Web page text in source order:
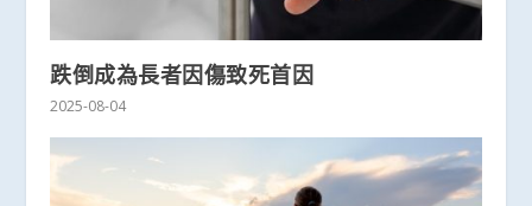
跌倒成為長者因傷致死首因
2025-08-04